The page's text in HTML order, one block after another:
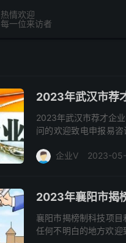
热情欢迎
每一位来访者
2023年武汉市荐
2023年武汉市荐才企
问的欢迎致电申报易
企业V 2023-
2023年襄阳市揭
襄阳市揭榜制科技项
任何不明白的地方欢